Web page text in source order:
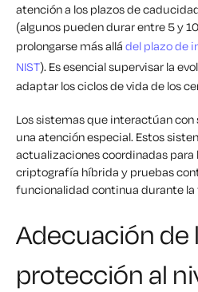
atención a los plazos de
(algunos pueden durar entre 5 y
prolongarse más allá del plazo de
NIST). Es esencial supervisar la
adaptar los ciclos de vida de los
Los sistemas que interactúan
una atención especial. Estos
actualizaciones coordinadas
criptografía híbrida y pruebas
funcionalidad continua durante la
Adecuación de
protección al